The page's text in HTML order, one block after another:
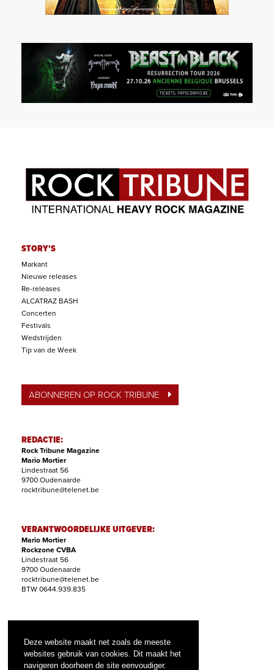
Deze website maakt net zoals de meeste
websites gebruik van cookies. Dit maakt het
navigeren doorheen de site eenvoudiger.
STORY'S
Markant
Nieuwe releases
Re-releases
ALCATRAZ BASH
Concerten
Festivals
Wedstrijden
Tip van de Week
ABONNEREN OP ROCK TRIBUNE
REDACTIE:
Rock Tribune Magazine
Mario Mortier
Lindestraat 56
9700 Oudenaarde
rocktribune@telenet.be
VERANTWOORDELIJKE UITGEVER:
Mario Mortier
Rockzone CVBA
Lindestraat 56
9700 Oudenaarde
rocktribune@telenet.be
BTW 0644.939.835
Filip Nollet
abonnementen@rock-tribune.com